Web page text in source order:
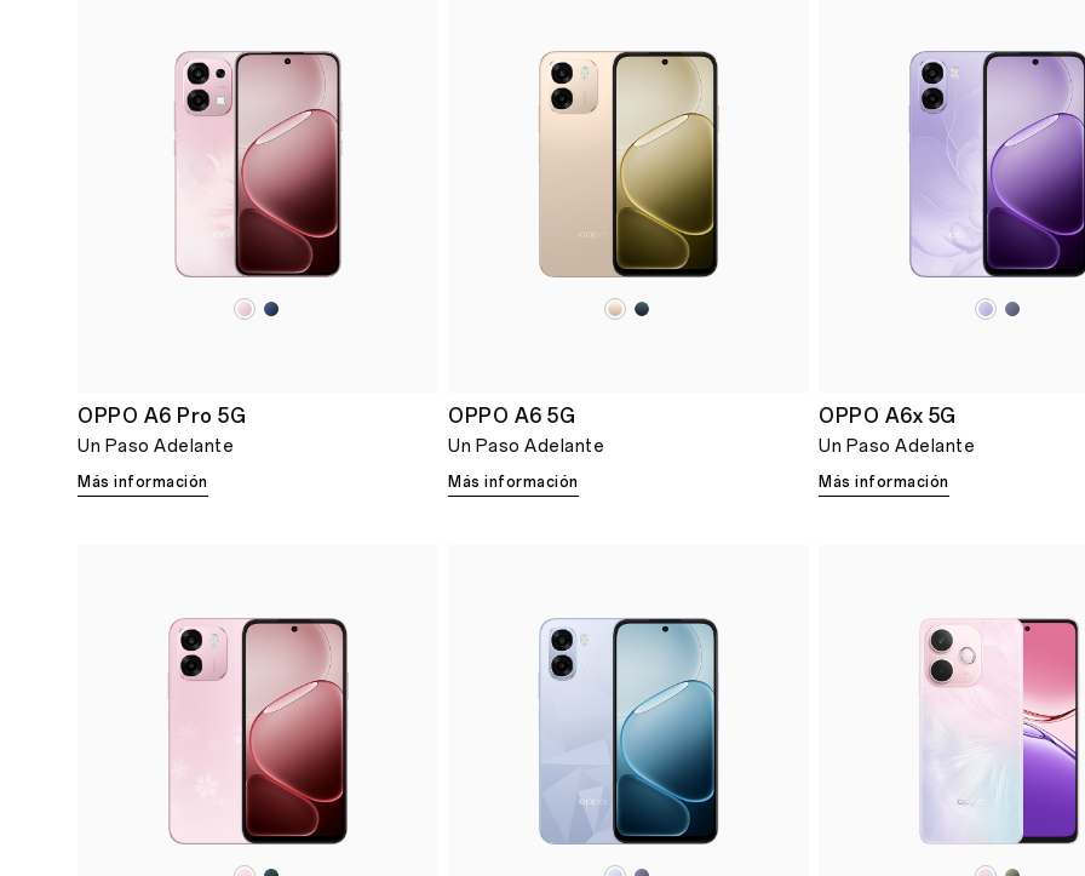
OPPO A6 Pro 5G
Un Paso Adelante
Más información
OPPO A6 5G
Un Paso Adelante
Más información
OPPO A6x 5G
Un Paso Adelante
Más información